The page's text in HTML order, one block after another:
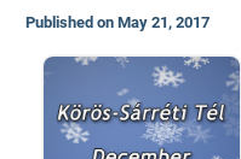
Published on May 21, 2017